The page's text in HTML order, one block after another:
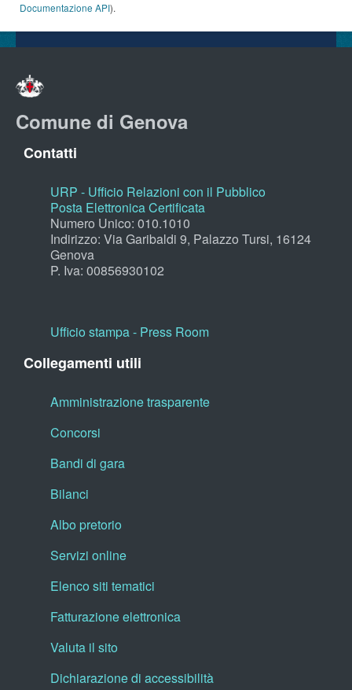
Documentazione API).
Comune di Genova
Contatti
URP - Ufficio Relazioni con il Pubblico
Posta Elettronica Certificata
Numero Unico: 010.1010
Indirizzo: Via Garibaldi 9, Palazzo Tursi, 16124
Genova
P. Iva: 00856930102
Ufficio stampa - Press Room
Collegamenti utili
Amministrazione trasparente
Concorsi
Bandi di gara
Bilanci
Albo pretorio
Servizi online
Elenco siti tematici
Fatturazione elettronica
Valuta il sito
Dichiarazione di accessibilità